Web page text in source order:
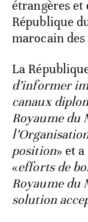
étrangères et
République
marocain
La
d’informer
canaux
Royaume du
position» et
«efforts de
Royaume du
solution